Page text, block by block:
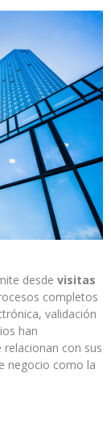
desde visitas
completos
validación
han
con sus
negocio como la